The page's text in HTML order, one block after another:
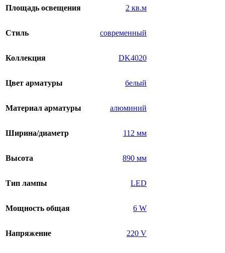
Площадь освещения 2 кв.м
Стиль современный
Коллекция DK4020
Цвет арматуры белый
Материал арматуры алюминий
Ширина/диаметр 112 мм
Высота 890 мм
Тип лампы LED
Мощность общая 6 W
Напряжение 220 V